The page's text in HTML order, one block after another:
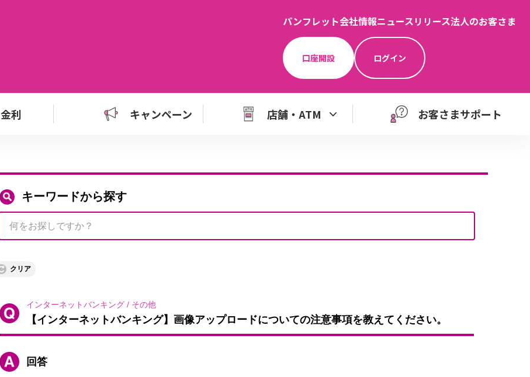
パンフレット会社情報ニュースリリース法人のお客さま
口座開設 ログイン
金利 キャンペーン 店舗・ATM お客さまサポート
キーワードから探す
クリア
インターネットバンキング / その他
【インターネットバンキング】画像アップロードについての注意事項を教えてください。
回答